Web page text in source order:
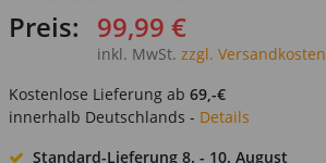
Preis: 99,99 €
inkl. MwSt. zzgl. Versandkosten
Kostenlose Lieferung ab 69,-€
innerhalb Deutschlands - Details
Standard-Lieferung 8. - 10. August